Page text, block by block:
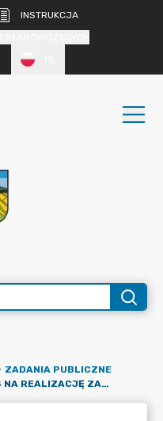
INSTRUKCJA
ZADANIA PUBLICZNE
OTWARTY KONKURS NA REALIZACJĘ ZADANIA PUBLICZNEGO GMINY PIELGRZYMKA W ZAKRESIE WSPIERANIA I UPOWSZECHNIANIA KULTURY FIZYCZNEJ I SPORTU – RUNDA IV